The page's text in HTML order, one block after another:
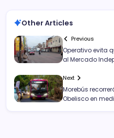
Other Articles
Previous
Operativo evita
al Mercado
Next
Morebús
Obelisco en